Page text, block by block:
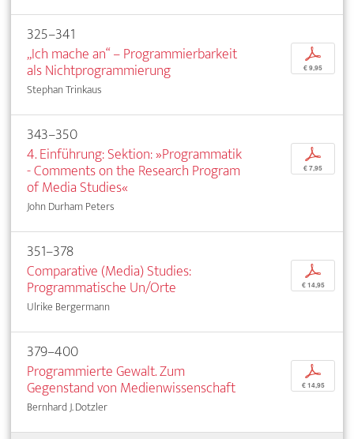
325–341
„Ich mache an“ – Programmierbarkeit
als Nichtprogrammierung
Stephan Trinkaus
p
€ 9,95
343–350
4. Einführung: Sektion: »Programmatik
- Comments on the Research Program
of Media Studies«
John Durham Peters
p
€ 7,95
351–378
Comparative (Media) Studies:
Programmatische Un/Orte
Ulrike Bergermann
p
€ 14,95
379–400
Programmierte Gewalt. Zum
Gegenstand von Medienwissenschaft
Bernhard J. Dotzler
p
€ 14,95